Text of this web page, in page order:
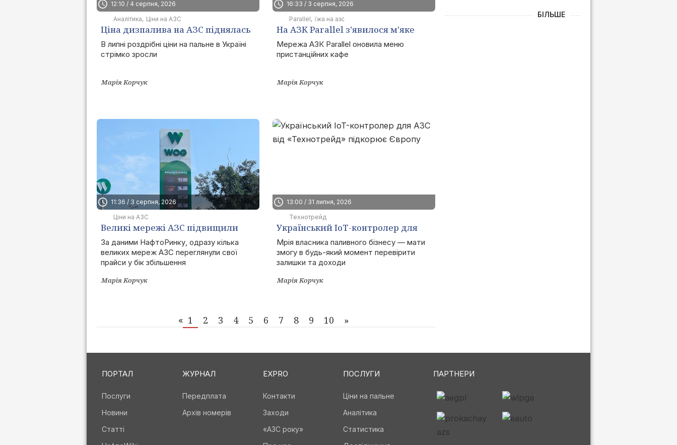
12:10 / 4 серпня, 2026
Аналітика
Ціни на АЗС
Ціна дизпалива на АЗС піднялась
на 15 грн/л за липень
В липні роздрібні ціни на пальне в Україні
стрімко зросли
Марія Корчук
16:33 / 3 серпня, 2026
Parallel
їжа на азс
На АЗК Parallel з'явилося м'яке
морозиво
Мережа АЗК Parallel оновила меню
пристанційних кафе
Марія Корчук
11:36 / 3 серпня, 2026
Ціни на АЗС
Великі мережі АЗС підвищили
ціни на дизпальне
За даними НафтоРинку, одразу кілька
великих мереж АЗС переглянули свої
прайси у бік збільшення
Марія Корчук
13:00 / 31 липня, 2026
Технотрейд
Український IoT-контролер для
АЗС від «Технотрейд» підкорює
Європу
Мрія власника паливного бізнесу — мати
змогу в будь-який момент перевірити
залишки та доходи
Марія Корчук
« 1 2 3 4 5 6 7 8 9 10 »
БІЛЬШЕ
ПОРТАЛ
Послуги
Новини
Статті
ЖУРНАЛ
Передплата
Архів номерів
EXPRO
Контакти
Заходи
«АЗС року»
ПОСЛУГИ
Ціни на пальне
Аналітика
Статистика
ПАРТНЕРИ